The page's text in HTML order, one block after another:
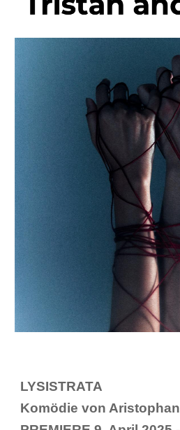
LYSISTRATA
Komödie von